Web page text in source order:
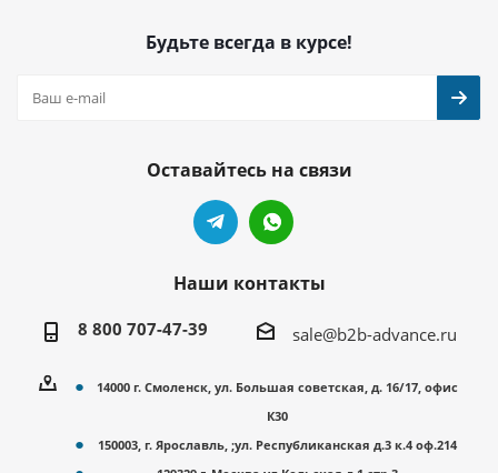
Будьте всегда в курсе!
Оставайтесь на связи
Наши контакты
8 800 707-47-39 sale@b2b-advance.ru
14000 г. Смоленск, ул. Большая советская, д. 16/17, офис
К30
150003, г. Ярославль, ;ул. Республиканская д.3 к.4 оф.214